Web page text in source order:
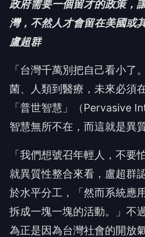
政府需要一個留才的政策，
灣，不然人才會留在美國或
盧超群
「台灣千萬別把自己看小了
菌、人類到醫療，未來必須
「普世智慧」（Pervasive
智慧無所不在，而這就是異
「我們想號召年輕人，不要
就異質性整合來看，盧超群
於水平分工，「然而系統應
拆成一塊一塊的活動。」不
為正是因為台灣社會的開放